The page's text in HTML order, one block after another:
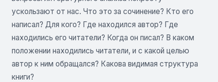
ускользают от нас. Что это за сочинение? Кто его
написал? Для кого? Где находился автор? Где
находились его читатели? Когда он писал? В каком
положении находились читатели, и с какой целью
автор к ним обращался? Какова видимая структура
книги?